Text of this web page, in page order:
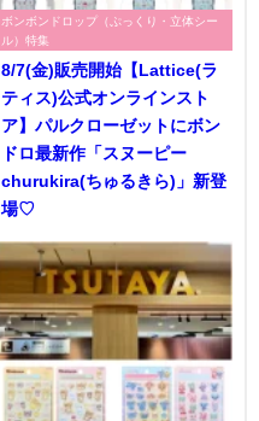
ボンボンドロップ（ぷっくり・立体シー
ル）特集
8/7(金)販売開始【Lattice(ラ
ティス)公式オンラインスト
ア】パルクローゼットにボン
ドロ最新作「スヌーピー
churukira(ちゅるきら)」新登
場♡